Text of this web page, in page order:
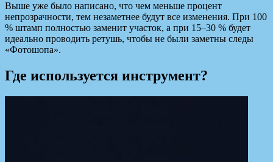
Выше уже было написано, что чем меньше процент
непрозрачности, тем незаметнее будут все изменения. При 100
% штамп полностью заменит участок, а при 15–30 % будет
идеально проводить ретушь, чтобы не были заметны следы
«Фотошопа».
Где используется инструмент?